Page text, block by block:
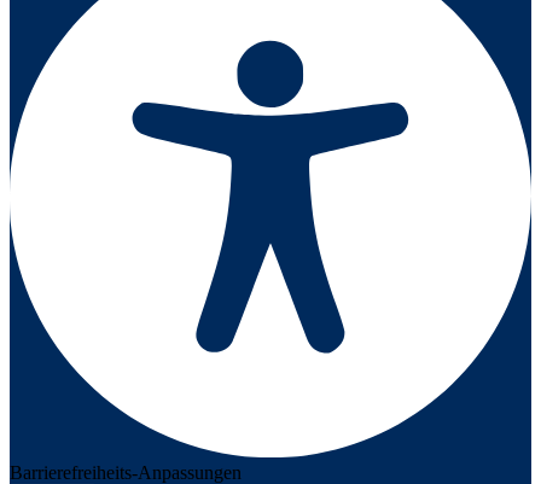
Barrierefreiheits-Anpassungen